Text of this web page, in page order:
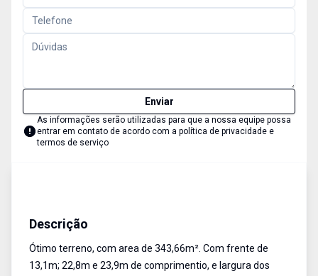
Enviar
As informações serão utilizadas para que a nossa equipe possa
entrar em contato de acordo com a política de privacidade e
termos de serviço
Descrição
Ótimo terreno, com area de 343,66m². Com frente de
13,1m; 22,8m e 23,9m de comprimentio, e largura dos